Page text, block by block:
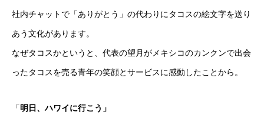
社内チャットで「ありがとう」の代わりにタコスの絵文字を送り
あう文化があります。
なぜタコスかというと、代表の望月がメキシコのカンクンで出会
ったタコスを売る青年の笑顔とサービスに感動したことから 。
「明日、ハワイに行こう」